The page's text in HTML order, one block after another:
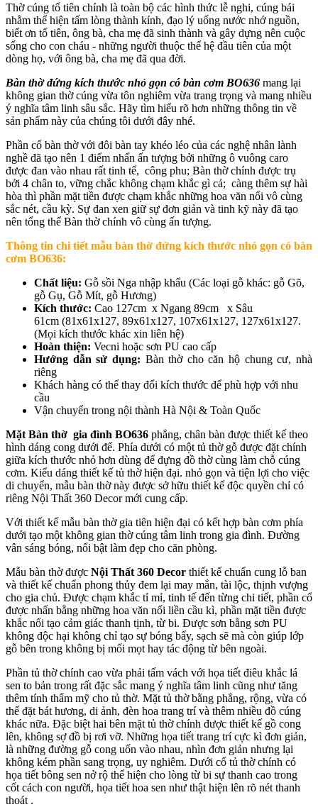
Thờ cúng tổ tiên chính là toàn bộ các hình thức lễ nghi, cúng bái
nhằm thể hiện tấm lòng thành kính, đạo lý uống nước nhớ nguồn,
biết ơn tổ tiên, ông bà, cha mẹ đã sinh thành và gây dựng nên cuộc
sống cho con cháu - những người thuộc thế hệ đầu tiên của một
dòng họ, với ông bà, cha mẹ đã qua đời.
Bàn thờ đứng kích thước nhỏ gọn có bàn cơm BO636 mang lại
không gian thờ cúng vừa tôn nghiêm vừa trang trọng và mang nhiều
ý nghĩa tâm linh sâu sắc. Hãy tìm hiểu rõ hơn những thông tin về
sản phẩm này của chúng tôi dưới đây nhé.
Phần cổ bàn thờ với đôi bàn tay khéo léo của các nghệ nhân lành
nghề đã tạo nên 1 điểm nhấn ấn tượng bởi những ô vuông caro
được đan vào nhau rất tinh tế, công phu; Bàn thờ chính được trụ
bởi 4 chân to, vững chắc không chạm khắc gì cả; càng thêm sự hài
hòa thì phần mặt tiền được chạm khắc những hoa văn nổi vô cùng
sắc nét, cầu kỳ. Sự đan xen giữ sự đơn giản và tinh kỹ này đã tạo
nên tổng thể Bàn thờ chính vô cùng ấn tượng.
Thông tin chi tiết mẫu bàn thờ đứng kích thước nhỏ gọn có bàn
cơm BO636:
Chất liệu: Gỗ sồi Nga nhập khẩu (Các loại gỗ khác: gỗ Gõ,
gỗ Gụ, Gỗ Mít, gỗ Hương)
Kích thước: Cao 127cm x Ngang 89cm x Sâu
61cm (81x61x127, 89x61x127, 107x61x127, 127x61x127.
(Mọi kích thước khác xin liên hệ)
Hoàn thiện: Vecni hoặc sơn PU cao cấp
Hướng dẫn sử dụng: Bàn thờ cho căn hộ chung cư, nhà
riêng
Khách hàng có thể thay đổi kích thước để phù hợp với nhu
cầu
Vận chuyển trong nội thành Hà Nội & Toàn Quốc
Mặt Bàn thờ gia đình BO636 phẳng, chân bàn được thiết kế theo
hình dáng cong dưới đế. Phía dưới có một tủ thờ gỗ được đặt chính
giữa kích thước nhỏ hơn dùng để đựng đồ thờ cùng làm chỗ cúng
cơm. Kiểu dáng thiết kế tủ thờ hiện đại. nhỏ gọn và tiện lợi cho việc
di chuyển, mẫu bàn thờ này được sở hữu thiết kế độc quyền chỉ có
riêng Nội Thất 360 Decor mới cung cấp.
Với thiết kế mẫu bàn thờ gia tiên hiện đại có kết hợp bàn cơm phía
dưới tạo một không gian thờ cúng tâm linh trong gia đình. Đường
vân sáng bóng, nổi bật làm đẹp cho căn phòng.
Mẫu bàn thờ được Nội Thất 360 Decor thiết kế chuẩn cung lỗ ban
và thiết kế chuẩn phong thủy đem lại may mắn, tài lộc, thịnh vượng
cho gia chủ. Được chạm khắc tỉ mỉ, tinh tế đến từng chi tiết, phần cổ
được nhấn bằng những hoa văn nối liền cầu kì, phần mặt tiền được
khắc nổi tạo cảm giác thanh tịnh, từ bi. Được sơn bằng sơn PU
không độc hại không chỉ tạo sự bóng bẩy, sạch sẽ mà còn giúp lớp
gỗ bên trong không bị mối mọt hay tác động từ bên ngoài.
Phần tủ thờ chính cao vừa phải tấm vách với họa tiết điêu khắc lá
sen to bản trong rất đặc sắc mang ý nghĩa tâm linh cũng như tăng
thêm tính thẩm mỹ cho tủ thờ. Mặt tủ thờ bằng phẳng, rộng, vừa có
thể đặt bát hương, di ảnh, đèn hoa trang trí và thêm nhiều đồ cúng
khác nữa. Đặc biệt hai bên mặt tủ thờ chính được thiết kế gồ cong
lên, không sợ đồ bị rơi vỡ. Những họa tiết trang trí cực kì đơn giản,
là những đường gỗ cong uốn vào nhau, nhìn đơn giản nhưng lại
không kém phần sang trọng, uy nghiêm. Dưới cổ tủ thờ chính có
họa tiết bông sen nở rộ thể hiện cho lòng từ bi sự thanh cao trong
cốt cách con người, họa tiết hoa sen như thật hiện lên rõ nét thanh
thoát .